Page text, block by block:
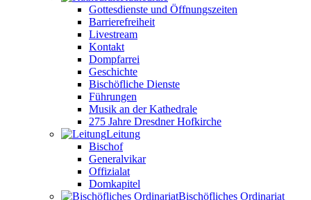
Gottesdienste und Öffnungszeiten
Barrierefreiheit
Livestream
Kontakt
Dompfarrei
Geschichte
Bischöfliche Dienste
Führungen
Musik an der Kathedrale
275 Jahre Dresdner Hofkirche
Leitung
Bischof
Generalvikar
Offizialat
Domkapitel
Bischöfliches Ordinariat